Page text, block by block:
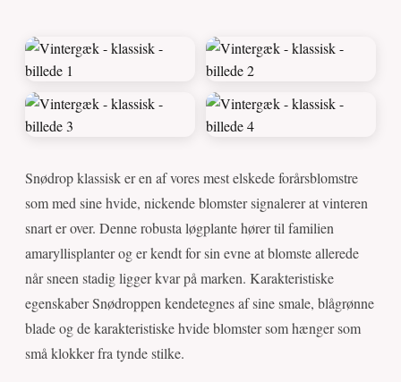
Snødrop klassisk er en af vores mest elskede forårsblomstre
som med sine hvide, nickende blomster signalerer at vinteren
snart er over. Denne robusta løgplante hører til familien
amaryllisplanter og er kendt for sin evne at blomste allerede
når sneen stadig ligger kvar på marken. Karakteristiske
egenskaber Snødroppen kendetegnes af sine smale, blågrønne
blade og de karakteristiske hvide blomster som hænger som
små klokker fra tynde stilke.